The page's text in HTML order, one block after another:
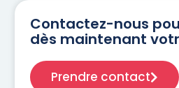
Contactez-nous
dès maintenant
Prendre contact